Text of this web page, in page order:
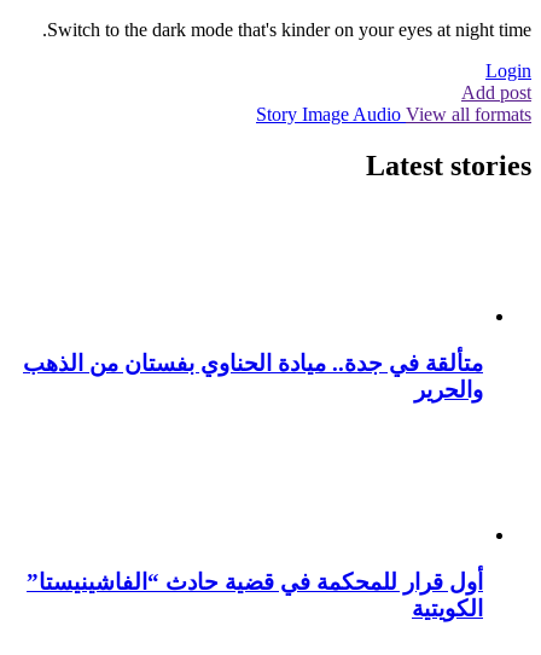
Switch to the dark mode that's kinder on your eyes at night time.
Login
Add post
Story Image Audio View all formats
Latest stories
متألقة في جدة.. ميادة الحناوي بفستان من الذهب
والحرير
أول قرار للمحكمة في قضية حادث “الفاشينيستا”
الكويتية